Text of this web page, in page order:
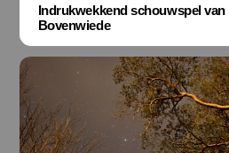
Indrukwekkend schouwspel
Bovenwiede